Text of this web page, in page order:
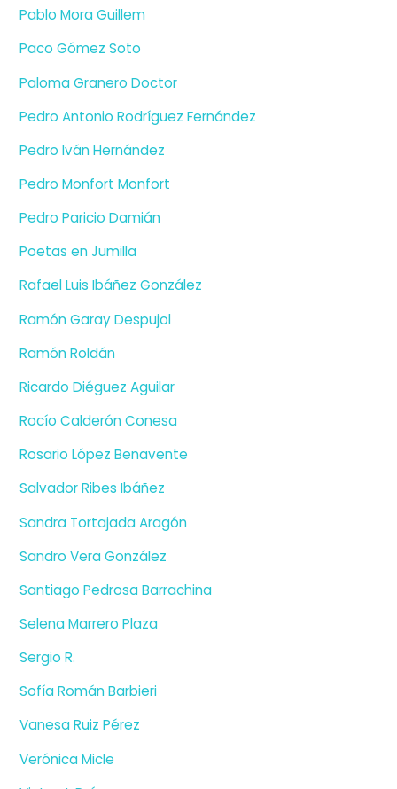
Pablo Mora Guillem
Paco Gómez Soto
Paloma Granero Doctor
Pedro Antonio Rodríguez Fernández
Pedro Iván Hernández
Pedro Monfort Monfort
Pedro Paricio Damián
Poetas en Jumilla
Rafael Luis Ibáñez González
Ramón Garay Despujol
Ramón Roldán
Ricardo Diéguez Aguilar
Rocío Calderón Conesa
Rosario López Benavente
Salvador Ribes Ibáñez
Sandra Tortajada Aragón
Sandro Vera González
Santiago Pedrosa Barrachina
Selena Marrero Plaza
Sergio R.
Sofía Román Barbieri
Vanesa Ruiz Pérez
Verónica Micle